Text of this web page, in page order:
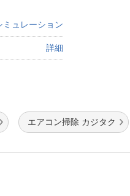
ミュレーション
詳細
エアコン掃除 カジタク